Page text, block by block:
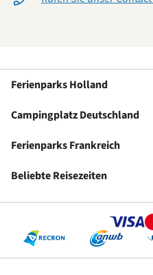
Ferienparks Holland
Campingplatz Deutschland
Ferienparks Frankreich
Beliebte Reisezeiten